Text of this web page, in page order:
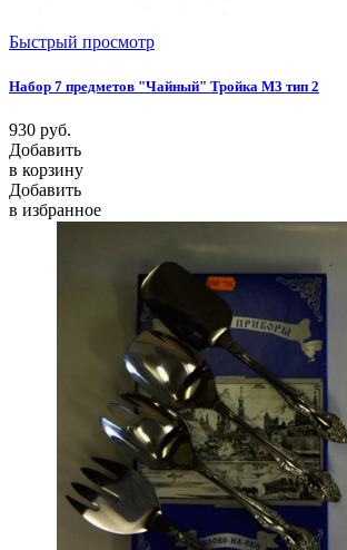
Быстрый просмотр
Набор 7 предметов "Чайный" Тройка М3 тип 2
930 руб.
Добавить
в корзину
Добавить
в избранное